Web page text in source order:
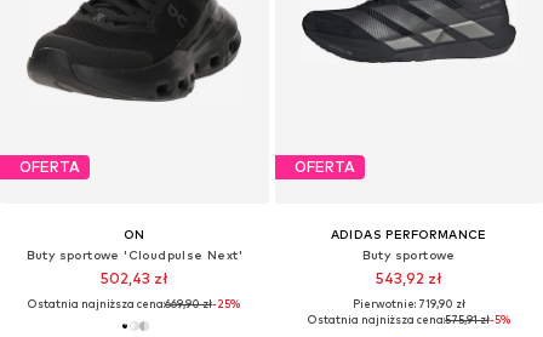
OFERTA
ON
Buty sportowe 'Cloudpulse Next'
502,43 zł
Ostatnia najniższa cena:669,90 zł-25%
OFERTA
ADIDAS PERFORMANCE
Buty sportowe
543,92 zł
Pierwotnie: 719,90 zł
Ostatnia najniższa cena:575,91 zł-5%